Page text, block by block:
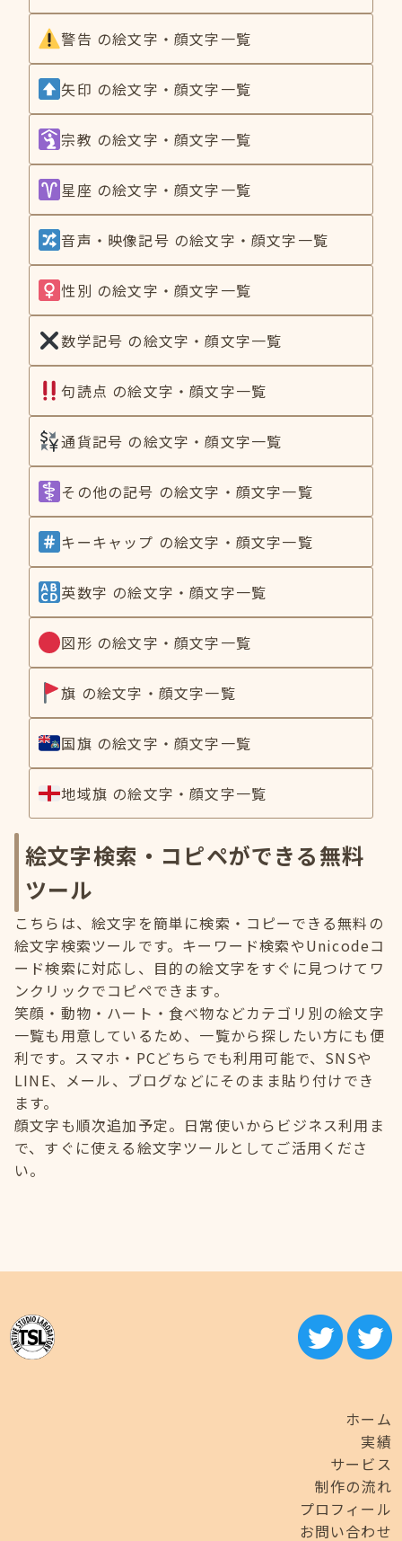
警告 の絵文字・顔文字一覧
矢印 の絵文字・顔文字一覧
宗教 の絵文字・顔文字一覧
星座 の絵文字・顔文字一覧
音声・映像記号 の絵文字・顔文字一覧
性別 の絵文字・顔文字一覧
数学記号 の絵文字・顔文字一覧
句読点 の絵文字・顔文字一覧
通貨記号 の絵文字・顔文字一覧
その他の記号 の絵文字・顔文字一覧
キーキャップ の絵文字・顔文字一覧
英数字 の絵文字・顔文字一覧
図形 の絵文字・顔文字一覧
旗 の絵文字・顔文字一覧
国旗 の絵文字・顔文字一覧
地域旗 の絵文字・顔文字一覧
絵文字検索・コピペができる無料
ツール
こちらは、絵文字を簡単に検索・コピーできる無料の
絵文字検索ツールです。キーワード検索やUnicodeコ
ード検索に対応し、目的の絵文字をすぐに見つけてワ
ンクリックでコピペできます。
笑顔・動物・ハート・食べ物などカテゴリ別の絵文字
一覧も用意しているため、一覧から探したい方にも便
利です。スマホ・PCどちらでも利用可能で、SNSや
LINE、メール、ブログなどにそのまま貼り付けでき
ます。
顔文字も順次追加予定。日常使いからビジネス利用ま
で、すぐに使える絵文字ツールとしてご活用くださ
い。
ホーム
実績
サービス
制作の流れ
プロフィール
お問い合わせ